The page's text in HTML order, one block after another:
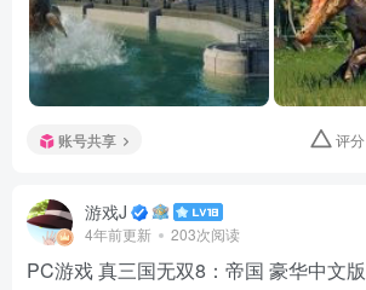
账号共享 评分
游戏J
4年前更新 203次阅读
PC游戏 真三国无双8：帝国 豪华中文版